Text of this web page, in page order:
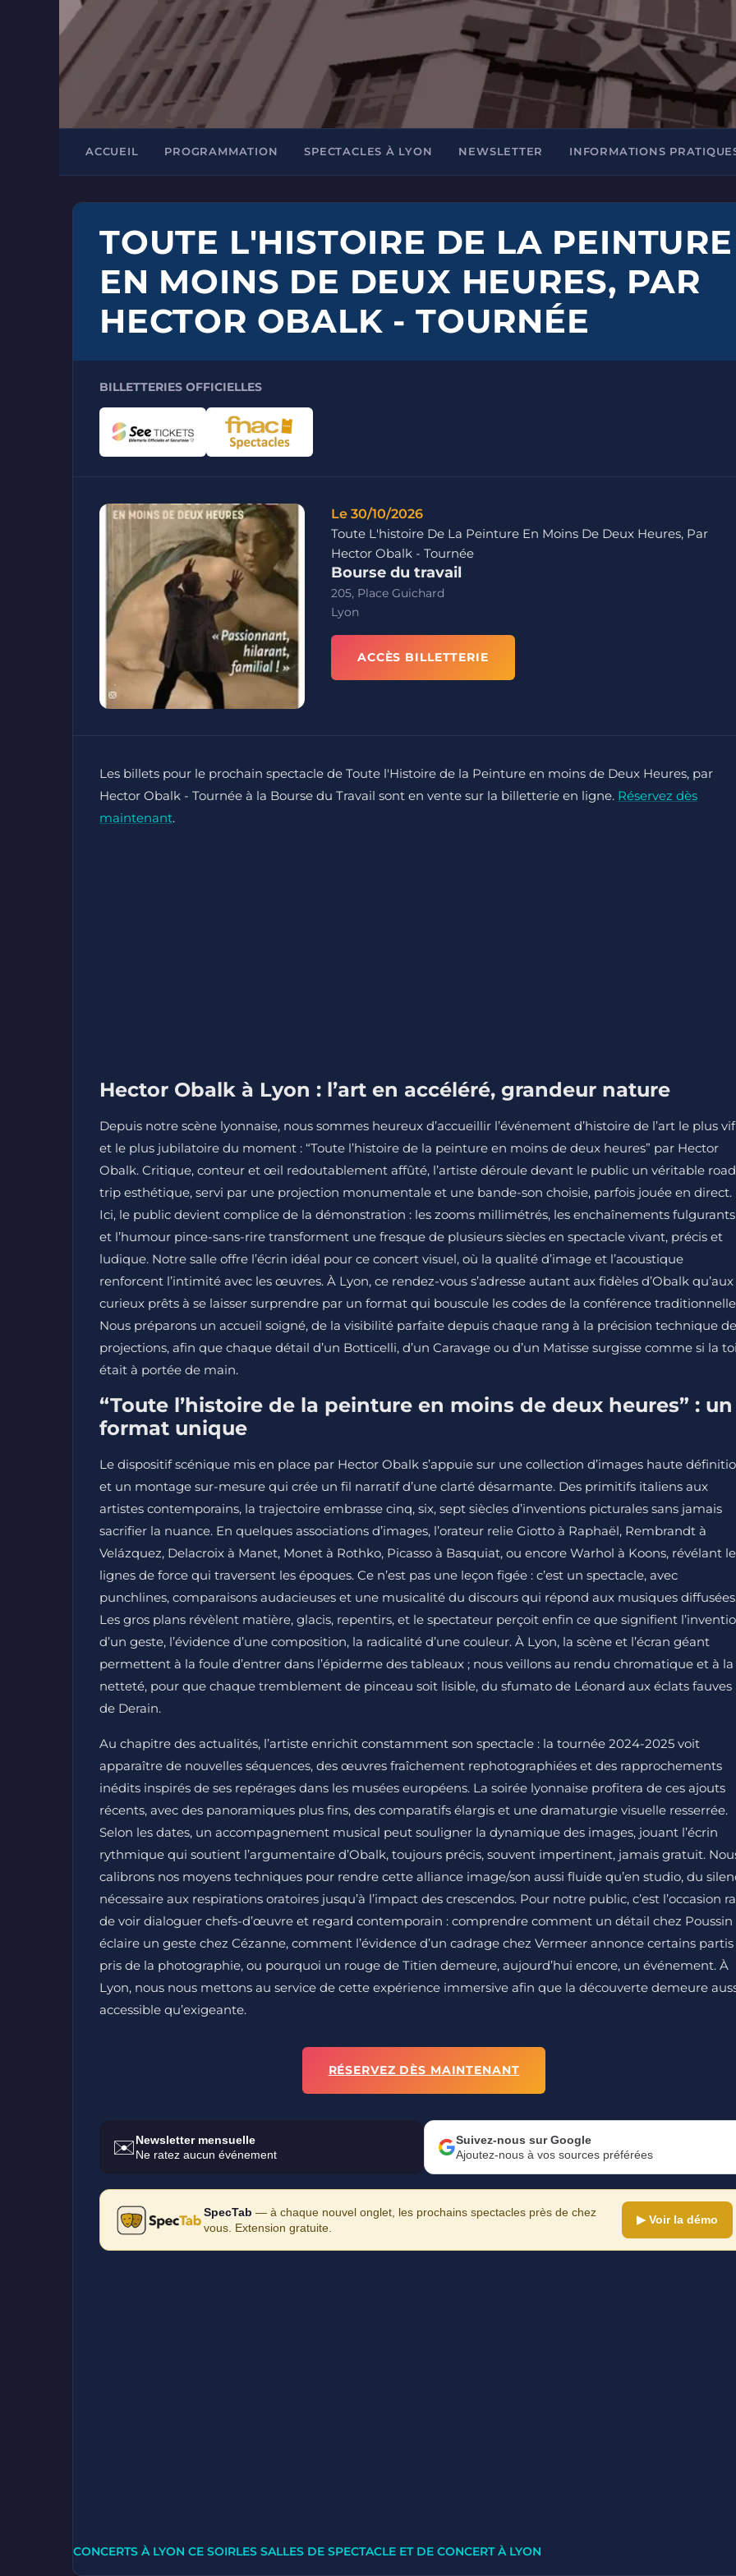
ACCUEIL PROGRAMMATION SPECTACLES À LYON NEWSLETTER INFORMATIONS
TOUTE L'HISTOIRE DE LA PEINTURE
EN MOINS DE DEUX HEURES, PAR
HECTOR OBALK - TOURNÉE
BILLETTERIES OFFICIELLES
Le 30/10/2026
Toute L'histoire De La Peinture En Moins De Deux Heures, Par
Hector Obalk - Tournée
Bourse du travail
205, Place Guichard
Lyon
ACCÈS BILLETTERIE
Les billets pour le prochain spectacle de Toute l'Histoire de la Peinture en moins de Deux Heures, par
Hector Obalk - Tournée à la Bourse du Travail sont en vente sur la billetterie en ligne. Réservez dès
maintenant.
Hector Obalk à Lyon : l’art en accéléré, grandeur nature
Depuis notre scène lyonnaise, nous sommes heureux d’accueillir l’événement d’histoire de l’art le plus vif
et le plus jubilatoire du moment : “Toute l’histoire de la peinture en moins de deux heures” par Hector
Obalk. Critique, conteur et œil redoutablement affûté, l’artiste déroule devant le public un véritable road
trip esthétique, servi par une projection monumentale et une bande-son choisie, parfois jouée en direct.
Ici, le public devient complice de la démonstration : les zooms millimétrés, les enchaînements fulgurants
et l’humour pince-sans-rire transforment une fresque de plusieurs siècles en spectacle vivant, précis et
ludique. Notre salle offre l’écrin idéal pour ce concert visuel, où la qualité d’image et l’acoustique
renforcent l’intimité avec les œuvres. À Lyon, ce rendez-vous s’adresse autant aux fidèles d’Obalk qu’aux
curieux prêts à se laisser surprendre par un format qui bouscule les codes de la conférence
Nous préparons un accueil soigné, de la visibilité parfaite depuis chaque rang à la précision technique
projections, afin que chaque détail d’un Botticelli, d’un Caravage ou d’un Matisse surgisse comme si la
était à portée de main.
“Toute l’histoire de la peinture en moins de deux heures” : un
format unique
Le dispositif scénique mis en place par Hector Obalk s’appuie sur une collection d’images haute
et un montage sur-mesure qui crée un fil narratif d’une clarté désarmante. Des primitifs italiens aux
artistes contemporains, la trajectoire embrasse cinq, six, sept siècles d’inventions picturales sans jamais
sacrifier la nuance. En quelques associations d’images, l’orateur relie Giotto à Raphaël, Rembrandt à
Velázquez, Delacroix à Manet, Monet à Rothko, Picasso à Basquiat, ou encore Warhol à Koons, révélant
lignes de force qui traversent les époques. Ce n’est pas une leçon figée : c’est un spectacle, avec
punchlines, comparaisons audacieuses et une musicalité du discours qui répond aux musiques
Les gros plans révèlent matière, glacis, repentirs, et le spectateur perçoit enfin ce que signifient
d’un geste, l’évidence d’une composition, la radicalité d’une couleur. À Lyon, la scène et l’écran géant
permettent à la foule d’entrer dans l’épiderme des tableaux ; nous veillons au rendu chromatique et à la
netteté, pour que chaque tremblement de pinceau soit lisible, du sfumato de Léonard aux éclats fauves
de Derain.
Au chapitre des actualités, l’artiste enrichit constamment son spectacle : la tournée 2024-2025 voit
apparaître de nouvelles séquences, des œuvres fraîchement rephotographiées et des rapprochements
inédits inspirés de ses repérages dans les musées européens. La soirée lyonnaise profitera de ces ajouts
récents, avec des panoramiques plus fins, des comparatifs élargis et une dramaturgie visuelle resserrée.
Selon les dates, un accompagnement musical peut souligner la dynamique des images, jouant l’écrin
rythmique qui soutient l’argumentaire d’Obalk, toujours précis, souvent impertinent, jamais gratuit.
calibrons nos moyens techniques pour rendre cette alliance image/son aussi fluide qu’en studio, du
nécessaire aux respirations oratoires jusqu’à l’impact des crescendos. Pour notre public, c’est l’occasion
de voir dialoguer chefs-d’œuvre et regard contemporain : comprendre comment un détail chez Poussin
éclaire un geste chez Cézanne, comment l’évidence d’un cadrage chez Vermeer annonce certains partis
pris de la photographie, ou pourquoi un rouge de Titien demeure, aujourd’hui encore, un événement. À
Lyon, nous nous mettons au service de cette expérience immersive afin que la découverte demeure
accessible qu’exigeante.
RÉSERVEZ DÈS MAINTENANT
✉️Newsletter mensuelle
Ne ratez aucun événement
Suivez-nous sur Google
Ajoutez-nous à vos sources préférées
SpecTab — à chaque nouvel onglet, les prochains spectacles près de chez
vous. Extension gratuite.
▶ Voir la démo
CONCERTS À LYON CE SOIRLES SALLES DE SPECTACLE ET DE CONCERT À LYON